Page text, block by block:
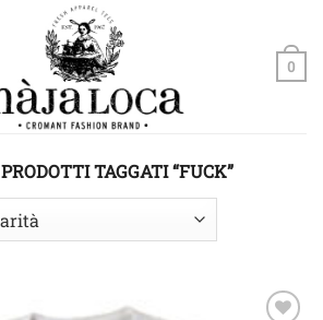
0
PRODOTTI TAGGATI “FUCK”